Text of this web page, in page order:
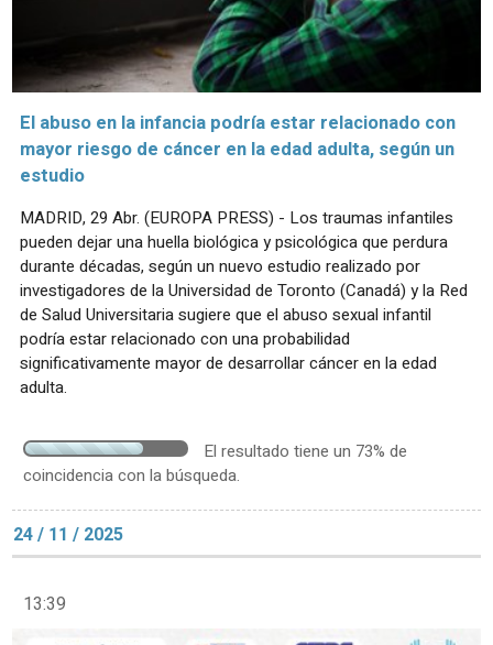
El abuso en la infancia podría estar relacionado con
mayor riesgo de cáncer en la edad adulta, según un
estudio
MADRID, 29 Abr. (EUROPA PRESS) - Los traumas infantiles
pueden dejar una huella biológica y psicológica que perdura
durante décadas, según un nuevo estudio realizado por
investigadores de la Universidad de Toronto (Canadá) y la Red
de Salud Universitaria sugiere que el abuso sexual infantil
podría estar relacionado con una probabilidad
significativamente mayor de desarrollar cáncer en la edad
adulta.
El resultado tiene un 73% de
coincidencia con la búsqueda.
24 / 11 / 2025
13:39